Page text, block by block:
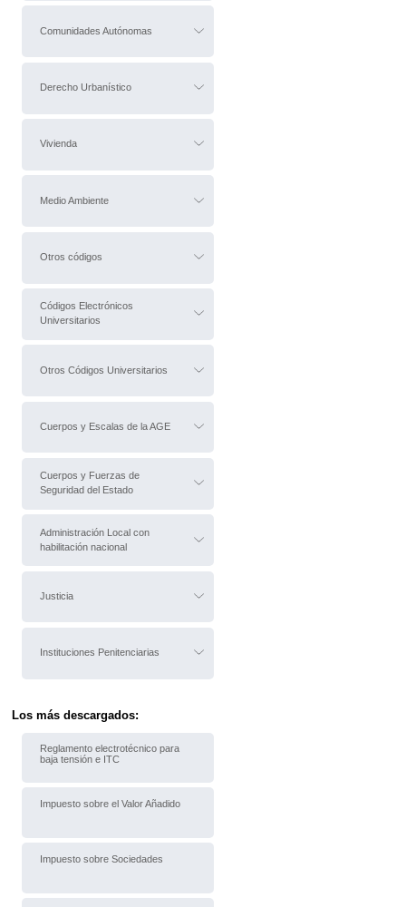
Comunidades Autónomas
Derecho Urbanístico
Vivienda
Medio Ambiente
Otros códigos
Códigos Electrónicos
Universitarios
Otros Códigos Universitarios
Cuerpos y Escalas de la AGE
Cuerpos y Fuerzas de
Seguridad del Estado
Administración Local con
habilitación nacional
Justicia
Instituciones Penitenciarias
Los más descargados:
Reglamento electrotécnico para
baja tensión e ITC
Impuesto sobre el Valor Añadido
Impuesto sobre Sociedades